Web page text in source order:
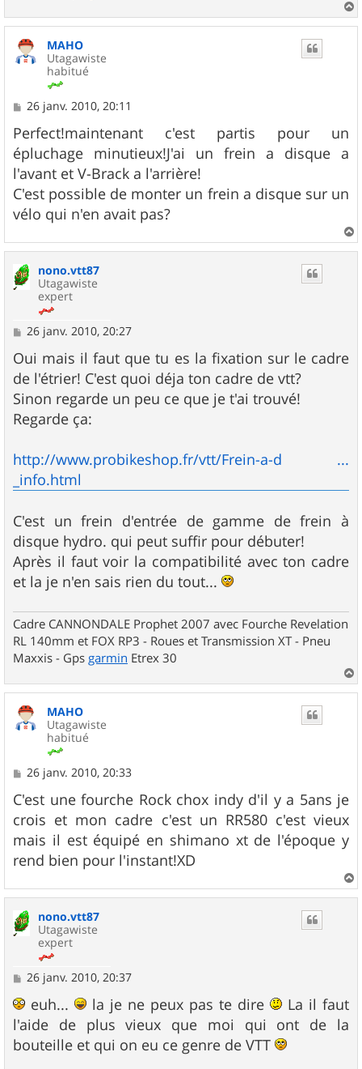
a
u
MAHO
Utagawiste
habitué
M
s
s
a
g
e
26 janv. 2010, 20:11
Perfect!maintenant c'est partis pour un
épluchage minutieux!J'ai un frein a disque a
l'avant et V-Brack a l'arrière!
C'est possible de monter un frein a disque sur un
vélo qui n'en avait pas?
a
nono.vtt87
Utagawiste
expert
M
s
s
a
g
e
26 janv. 2010, 20:27
Oui mais il faut que tu es la fixation sur le cadre
de l'étrier! C'est quoi déja ton cadre de vtt?
Sinon regarde un peu ce que je t'ai trouvé!
Regarde ça:
http://www.probikeshop.fr/vtt/Frein-a-d ...
_info.html
C'est un frein d'entrée de gamme de frein à
disque hydro. qui peut suffir pour débuter!
Après il faut voir la compatibilité avec ton cadre
et la je n'en sais rien du tout...
Cadre CANNONDALE Prophet 2007 avec Fourche Revelation
RL 140mm et FOX RP3 - Roues et Transmission XT - Pneu
Maxxis - Gps garmin Etrex 30
a
u
MAHO
Utagawiste
habitué
M
s
s
a
g
e
26 janv. 2010, 20:33
C'est une fourche Rock chox indy d'il y a 5ans je
crois et mon cadre c'est un RR580 c'est vieux
mais il est équipé en shimano xt de l'époque y
rend bien pour l'instant!XD
a
nono.vtt87
Utagawiste
expert
M
s
a
g
e
26 janv. 2010, 20:37
euh... la je ne peux pas te dire
La il faut
l'aide de plus vieux que moi qui ont de la
bouteille et qui on eu ce genre de VTT